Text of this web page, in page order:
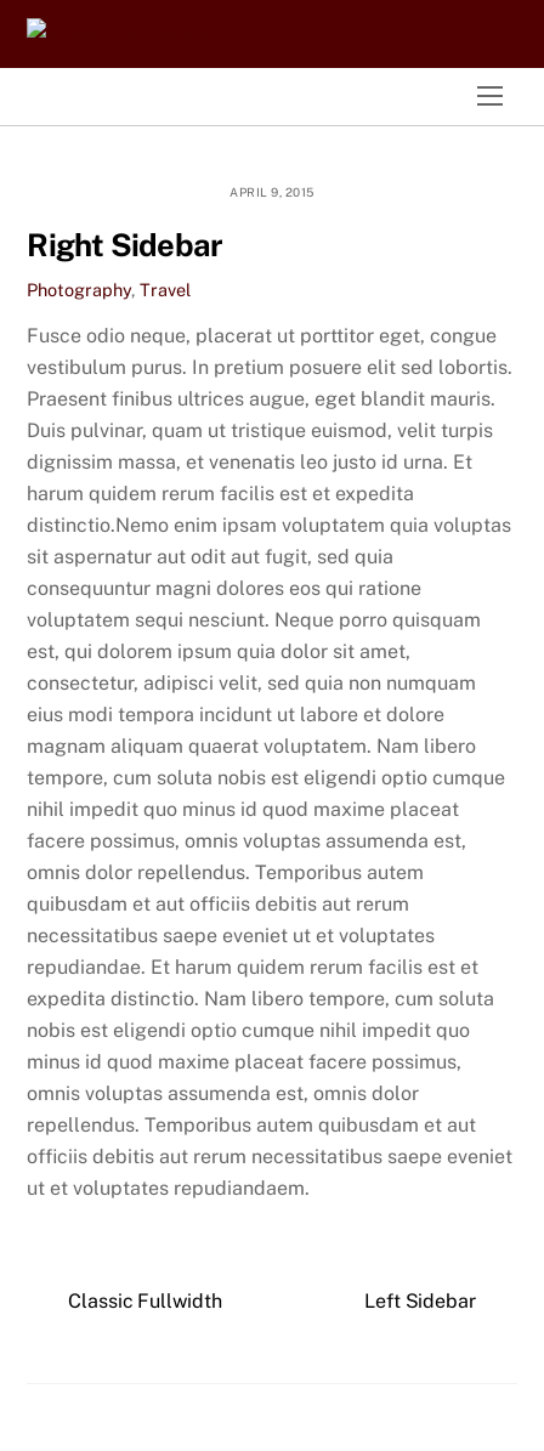
Skip
APRIL 9, 2015
Right Sidebar
Photography,Travel
Fusce odio neque, placerat ut porttitor eget, congue
vestibulum purus. In pretium posuere elit sed lobortis.
Praesent finibus ultrices augue, eget blandit mauris.
Duis pulvinar, quam ut tristique euismod, velit turpis
dignissim massa, et venenatis leo justo id urna. Et
harum quidem rerum facilis est et expedita
distinctio.Nemo enim ipsam voluptatem quia voluptas
sit aspernatur aut odit aut fugit, sed quia
consequuntur magni dolores eos qui ratione
voluptatem sequi nesciunt. Neque porro quisquam
est, qui dolorem ipsum quia dolor sit amet,
consectetur, adipisci velit, sed quia non numquam
eius modi tempora incidunt ut labore et dolore
magnam aliquam quaerat voluptatem. Nam libero
tempore, cum soluta nobis est eligendi optio cumque
nihil impedit quo minus id quod maxime placeat
facere possimus, omnis voluptas assumenda est,
omnis dolor repellendus. Temporibus autem
quibusdam et aut officiis debitis aut rerum
necessitatibus saepe eveniet ut et voluptates
repudiandae. Et harum quidem rerum facilis est et
expedita distinctio. Nam libero tempore, cum soluta
nobis est eligendi optio cumque nihil impedit quo
minus id quod maxime placeat facere possimus,
omnis voluptas assumenda est, omnis dolor
repellendus. Temporibus autem quibusdam et aut
officiis debitis aut rerum necessitatibus saepe eveniet
ut et voluptates repudiandaem.
Classic Fullwidth Left Sidebar